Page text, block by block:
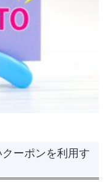
ーポンを利用す